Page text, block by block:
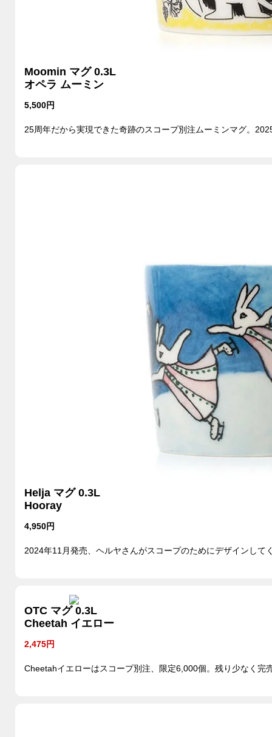
Moomin マグ 0.3L
オペラ ムーミン
5,500円
25周年だから実現できた奇跡のスコープ別注ムーミンマグ。
Helja マグ 0.3L
Hooray
4,950円
2024年11月発売、ヘルヤさんがスコープのためにデザインして
OTC マグ 0.3L
Cheetah イエロー
2,475円
Cheetahイエローはスコープ別注、限定6,000個。残り少なく完